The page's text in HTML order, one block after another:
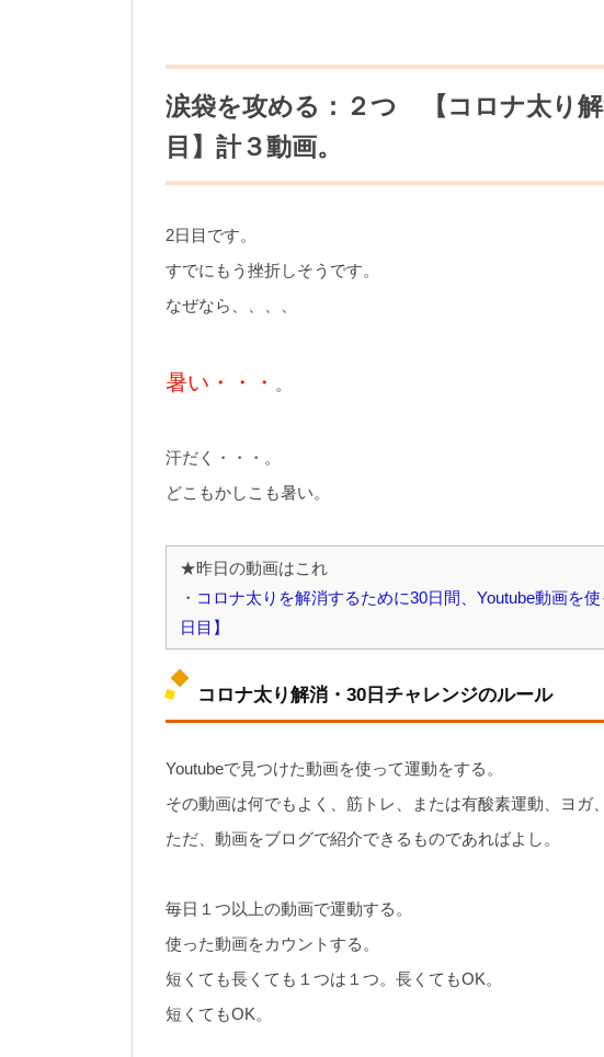
涙袋を攻める：２つ 【コロナ太り
目】計３動画。
2日目です。
すでにもう挫折しそうです。
なぜなら、、、、
暑い・・・ 。
汗だく・・・。
どこもかしこも暑い。
★昨日の動画はこれ
・ コロナ太りを解消するために30日間、Youtube動画を
日目】
コロナ太り解消・30日チャレンジのルール
Youtubeで見つけた動画を使って運動をする。
その動画は何でもよく、筋トレ、または有酸素運動、ヨガ
ただ、動画をブログで紹介できるものであればよし。
毎日１つ以上の動画で運動する。
使った動画をカウントする。
短くても長くても１つは１つ。長くてもOK。
短くてもOK。